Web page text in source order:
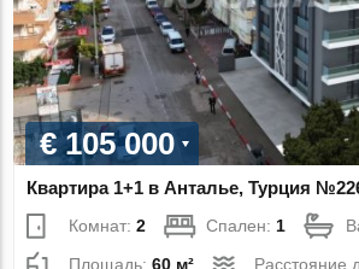
€ 105 000
Квартира 1+1 в Анталье, Турция
Комнат:2 Спален:1
Площадь:60 м² Расстояние